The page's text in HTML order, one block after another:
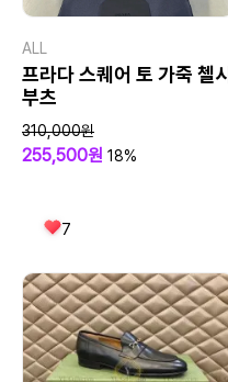
ALL
프라다 스퀘어 토 가죽 첼시
부츠
310,000원
255,500원 18%
7